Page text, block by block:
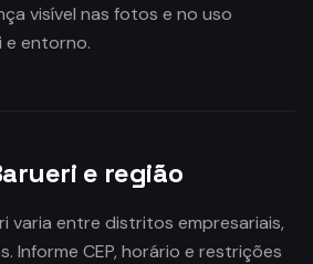
visível nas fotos e no uso
e entorno.
e região
varia entre distritos empresariais,
Informe CEP, horário e restrições